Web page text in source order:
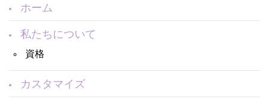
ホーム
私たちについて
資格
カスタマイズ